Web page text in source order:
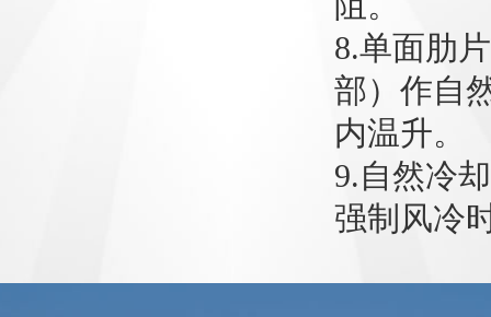
8.单面肋
部）作自
内温升。
9.自然冷
强制风冷